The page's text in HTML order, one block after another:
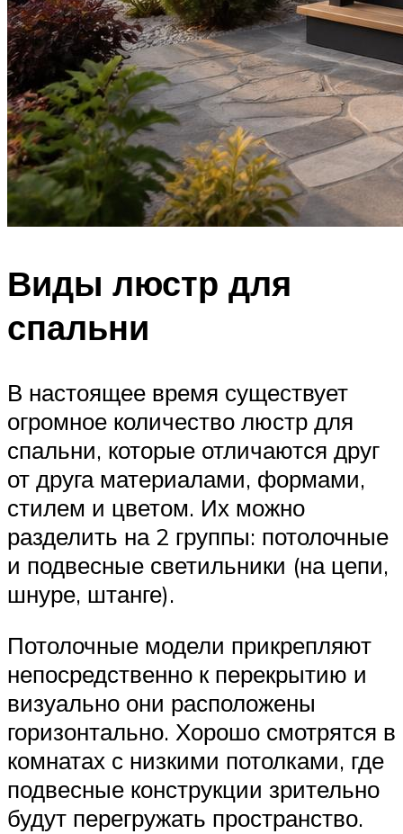
Виды люстр для
спальни
В настоящее время существует
огромное количество люстр для
спальни, которые отличаются друг
от друга материалами, формами,
стилем и цветом. Их можно
разделить на 2 группы: потолочные
и подвесные светильники (на цепи,
шнуре, штанге).
Потолочные модели прикрепляют
непосредственно к перекрытию и
визуально они расположены
горизонтально. Хорошо смотрятся в
комнатах с низкими потолками, где
подвесные конструкции зрительно
будут перегружать пространство.